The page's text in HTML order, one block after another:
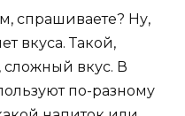
спрашиваете? Ну,
вкуса. Такой,
сложный вкус. В
по-разному